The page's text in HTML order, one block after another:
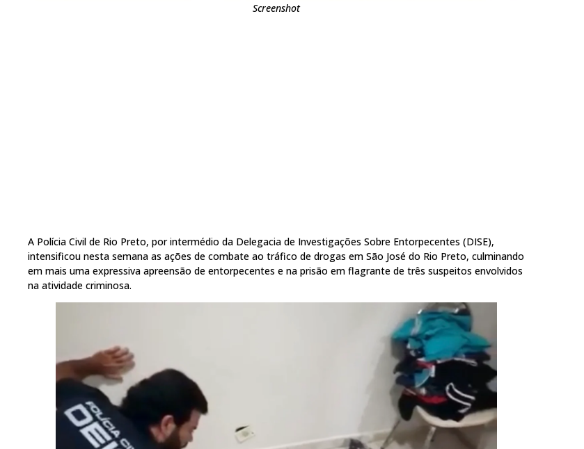
Screenshot
A Polícia Civil de Rio Preto, por intermédio da Delegacia de Investigações Sobre Entorpecentes (DISE),
intensificou nesta semana as ações de combate ao tráfico de drogas em São José do Rio Preto, culminando
em mais uma expressiva apreensão de entorpecentes e na prisão em flagrante de três suspeitos envolvidos
na atividade criminosa.